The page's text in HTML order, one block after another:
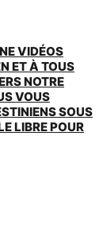
VIDÉOS
ET À TOUS
NOTRE
VOUS
SOUS
LIBRE POUR